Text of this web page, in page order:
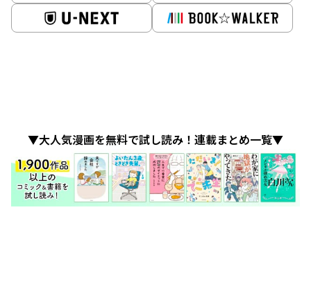
▼大人気漫画を無料で試し読み！連載まとめ一覧▼